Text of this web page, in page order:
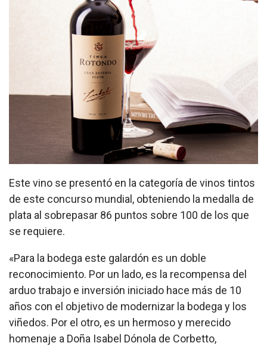
Este vino se presentó en la categoría de vinos tintos
de este concurso mundial, obteniendo la medalla de
plata al sobrepasar 86 puntos sobre 100 de los que
se requiere.
«Para la bodega este galardón es un doble
reconocimiento. Por un lado, es la recompensa del
arduo trabajo e inversión iniciado hace más de 10
años con el objetivo de modernizar la bodega y los
viñedos. Por el otro, es un hermoso y merecido
homenaje a Doña Isabel Dónola de Corbetto,